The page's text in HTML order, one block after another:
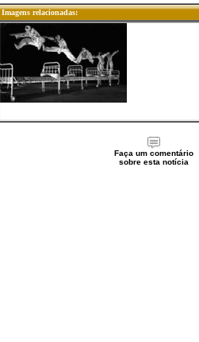
Imagens relacionadas:
Faça um comentário
sobre esta notícia